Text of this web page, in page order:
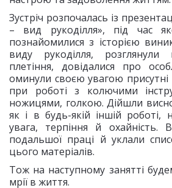
Зустріч розпочалась із
– вид рукоділля», під час
познайомилися з історією
виду рукоділля,
плетіння, довідалися про
оминули своєю увагою
при роботі з колючими
ножицями, голкою. Дійшли
як і в будь-якій іншій роботі,
увага, терпіння й охайність.
подальшої праці й уклали
цього матеріалів.
Тож на наступному занятті
мрії в життя.